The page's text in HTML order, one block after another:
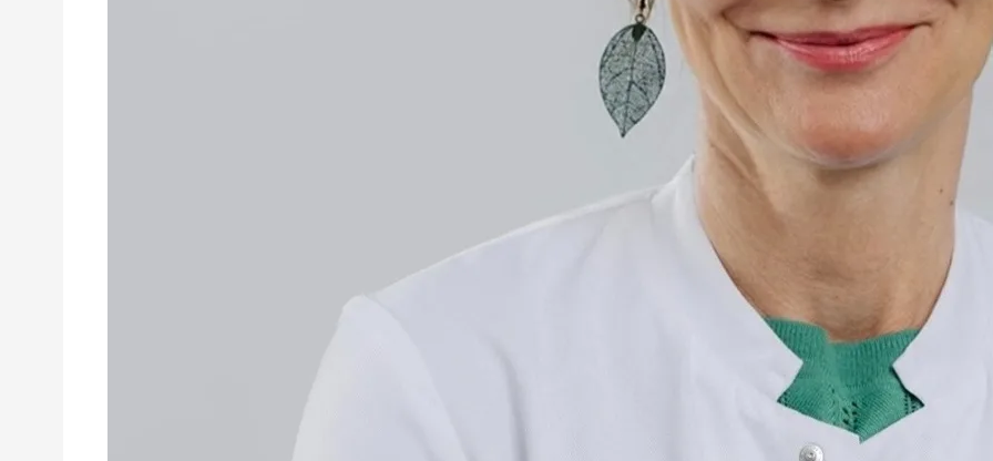
Notfallmedizin,
Mitglied des
Interdisziplinäre
Volle
Klinische Akut-
(6 Monate) für